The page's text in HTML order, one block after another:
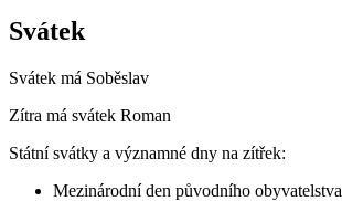
Svátek
Svátek má Soběslav
Zítra má svátek Roman
Státní svátky a významné dny na zítřek:
Mezinárodní den původního obyvatelstva